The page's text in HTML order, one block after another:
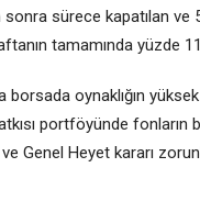
sürece kapatılan
tamamında yüzde
borsada oynaklığın
portföyünde fonların
ve Genel Heyet kararı